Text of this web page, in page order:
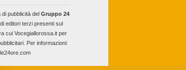
pubblicità del Gruppo 24
editori terzi presenti sul
cui Vocegiallorossa.it per
Per informazioni: